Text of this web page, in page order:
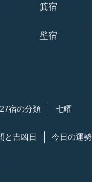
箕宿
壁宿
27宿の分類 七曜
と吉凶日 今日の運勢